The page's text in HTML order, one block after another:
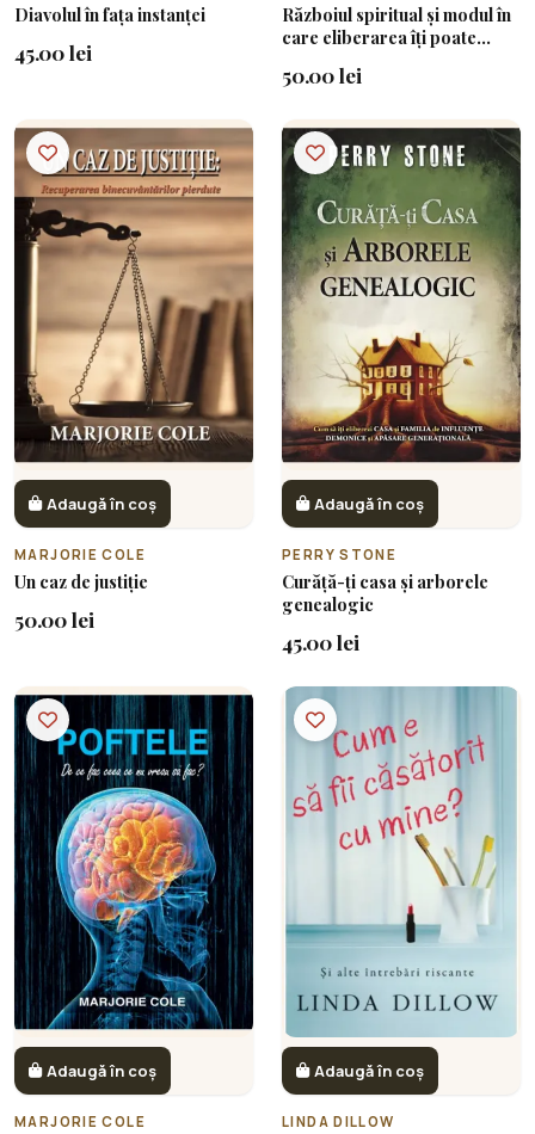
Diavolul în fața instanței
45.00 lei
Războiul spiritual și modul în
care eliberarea îți poate
50.00 lei
Adaugă în coș
MARJORIE COLE
Un caz de justiție
50.00 lei
Adaugă în coș
PERRY STONE
Curăță-ți casa și arborele
genealogic
45.00 lei
Adaugă în coș
MARJORIE COLE
Adaugă în coș
LINDA DILLOW